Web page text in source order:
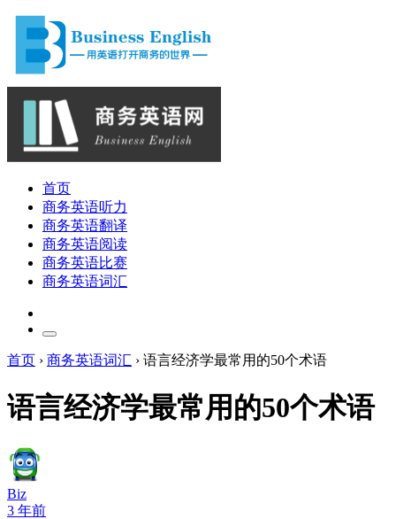
首页
商务英语听力
商务英语翻译
商务英语阅读
商务英语比赛
商务英语词汇
首页 › 商务英语词汇 › 语言经济学最常用的50个术语
语言经济学最常用的50个术语
Biz
3 年前